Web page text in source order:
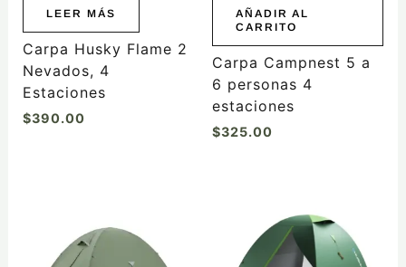
LEER MÁS
Carpa Husky Flame 2
Nevados, 4
Estaciones
$390.00
AÑADIR AL
CARRITO
Carpa Campnest 5 a
6 personas 4
estaciones
$325.00
múltiples